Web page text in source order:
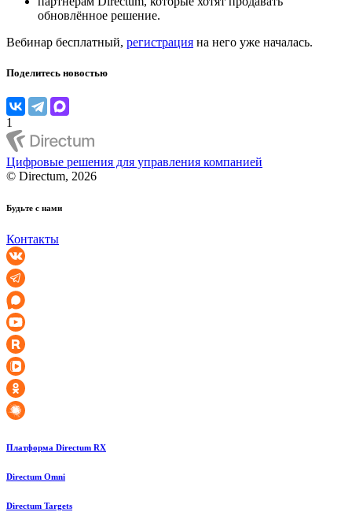
обновлённое решение.
Вебинар бесплатный, регистрация на него уже началась.
Поделитесь новостью
1
Цифровые решения для управления компанией
© Directum, 2026
Будьте с нами
Контакты
Платформа Directum RX
Directum Omni
Directum Targets